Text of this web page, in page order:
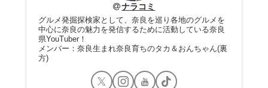
ナラコミ
グルメ発掘探検家として、奈良を巡り各地のグルメを
中心に奈良の魅力を発信するために活動している奈良
県YouTuber！
メンバー：奈良生まれ奈良育ちのタカ＆おんちゃん(裏
方)